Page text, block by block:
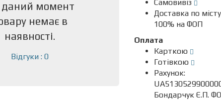
момент
немає в
наявності.
Відгуки : 0
Самовивіз
Доставка по
100% на ФОП
Оплата
Карткою
Готівкою
Рахунок:
Бондарчук Є.П.